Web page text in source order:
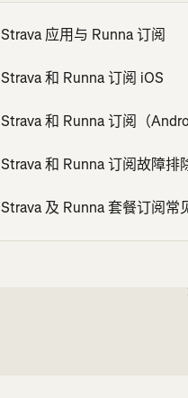
Strava 应用与 Runna 订阅
Strava 和 Runna 订阅 iOS
Strava 和 Runna 订阅（
Strava 和 Runna 订阅故障排
Strava 及 Runna 套餐订阅常